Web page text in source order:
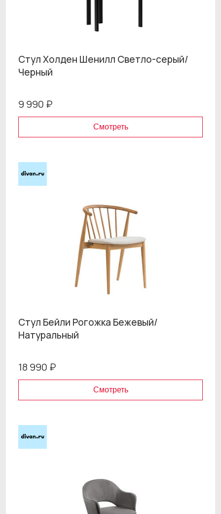
Стул Холден Шенилл Светло-серый/
Черный
9 990 ₽
Смотреть
Стул Бейли Рогожка Бежевый/
Натуральный
18 990 ₽
Смотреть